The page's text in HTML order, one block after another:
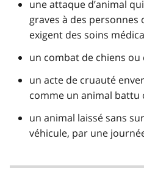
une attaque d’animal
graves à des personnes
exigent des soins
un combat de chiens ou
un acte de cruauté
comme un animal
un animal laissé sans
véhicule, par une